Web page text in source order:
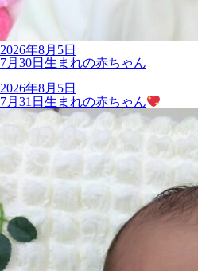
2026年8月5日
7月30日生まれの赤ちゃん
2026年8月5日
7月31日生まれの赤ちゃん